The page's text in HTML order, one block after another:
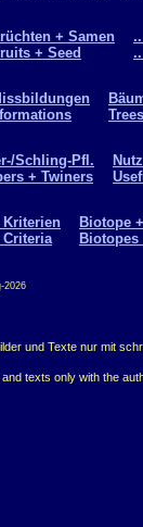
+ Samen
+ Seed
Trees
Schling-Pfl.
+ Twiners
Kriterien
Biotope
Biotopes
2026
und Texte nur mit
texts only with the